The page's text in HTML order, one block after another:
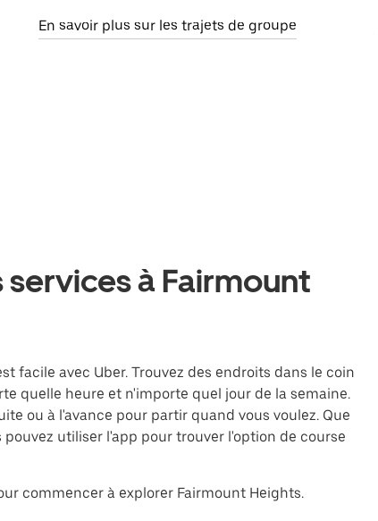
En savoir plus sur les trajets de groupe
à Fairmount
facile avec Uber. Trouvez des endroits dans le coin
quelle heure et n'importe quel jour de la semaine.
ou à l'avance pour partir quand vous voulez. Que
utiliser l'app pour trouver l'option de course
commencer à explorer Fairmount Heights.